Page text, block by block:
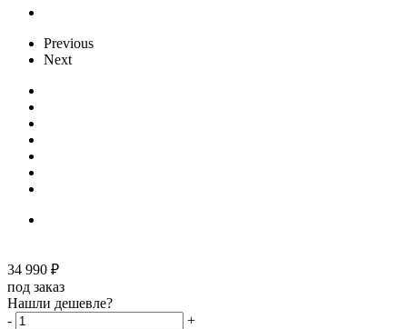
Previous
Next
34 990 ₽
под заказ
Нашли дешевле?
-
+